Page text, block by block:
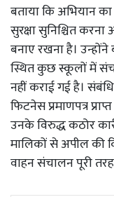
बताया कि अभियान
सुरक्षा सुनिश्चित
बनाए रखना है।
स्थित कुछ स्कूलों में
नहीं कराई गई है।
फिटनेस प्रमाणपत्र
उनके विरुद्ध कठोर
मालिकों से अपील की
वाहन संचालन पूरी